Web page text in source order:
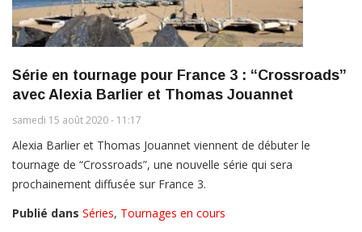
Série en tournage pour France 3 : “Crossroads”
avec Alexia Barlier et Thomas Jouannet
samedi 15 août 2020 - 11:17
Alexia Barlier et Thomas Jouannet viennent de débuter le
tournage de “Crossroads”, une nouvelle série qui sera
prochainement diffusée sur France 3.
Publié dans Séries, Tournages en cours